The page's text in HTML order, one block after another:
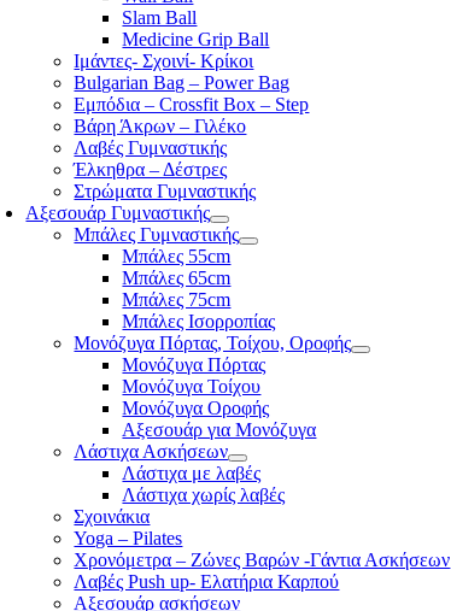
Slam Ball
Medicine Grip Ball
Ιμάντες- Σχοινί- Κρίκοι
Bulgarian Bag – Power Bag
Εμπόδια – Crossfit Box – Step
Βάρη Άκρων – Γιλέκο
Λαβές Γυμναστικής
Έλκηθρα – Δέστρες
Στρώματα Γυμναστικής
Αξεσουάρ Γυμναστικής
Μπάλες Γυμναστικής
Μπάλες 55cm
Μπάλες 65cm
Μπάλες 75cm
Μπάλες Ισορροπίας
Μονόζυγα Πόρτας, Τοίχου, Οροφής
Μονόζυγα Πόρτας
Μονόζυγα Τοίχου
Μονόζυγα Οροφής
Αξεσουάρ για Μονόζυγα
Λάστιχα Ασκήσεων
Λάστιχα με λαβές
Λάστιχα χωρίς λαβές
Σχοινάκια
Yoga – Pilates
Χρονόμετρα – Ζώνες Βαρών -Γάντια Ασκήσεων
Λαβές Push up- Ελατήρια Καρπού
Αξεσουάρ ασκήσεων